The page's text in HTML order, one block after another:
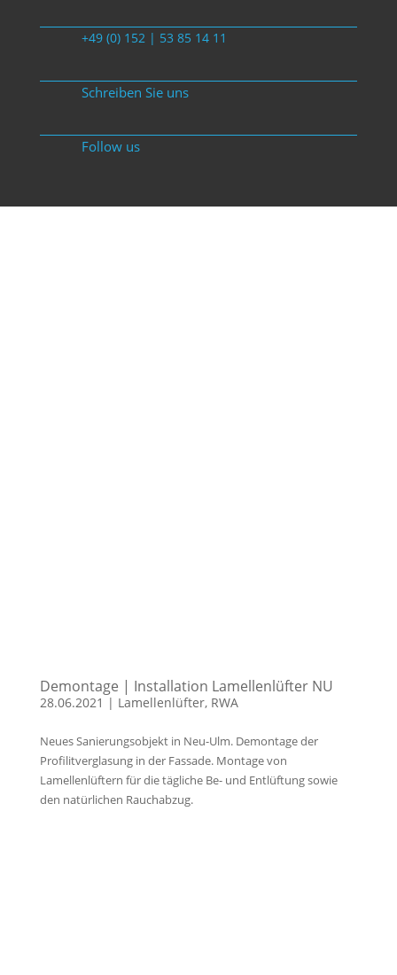
+49 (0) 152 | 53 85 14 11
Schreiben Sie uns
Follow us
Demontage | Installation Lamellenlüfter NU
28.06.2021 | Lamellenlüfter, RWA
Neues Sanierungsobjekt in Neu-Ulm. Demontage der
Profilitverglasung in der Fassade. Montage von
Lamellenlüftern für die tägliche Be- und Entlüftung sowie
den natürlichen Rauchabzug.